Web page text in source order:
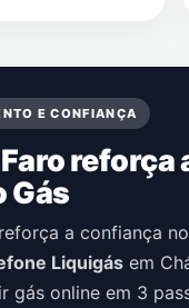
E CONFIANÇA
reforça
Gás
a confiança
Liquigás em
gás online em 3